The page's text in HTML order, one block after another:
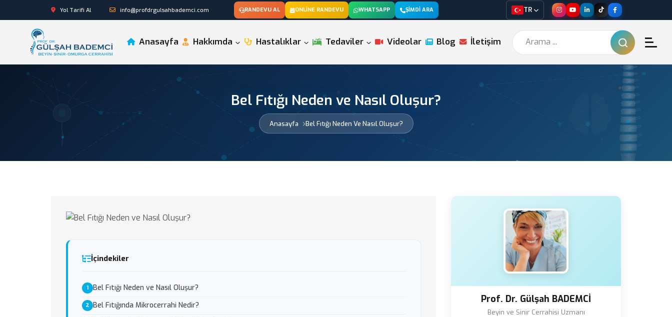
Yol Tarifi Al info@profdrgulsahbademci.com RANDEVU AL ONLINE RANDEVU WHATSAPP ŞIMDI ARA TR
Anasayfa Hakkımda Hastalıklar Tedaviler Videolar Blog İletişim
Bel Fıtığı Neden ve Nasıl Oluşur?
Anasayfa Bel Fıtığı Neden Ve Nasıl Oluşur?
İçindekiler
Bel Fıtığı Neden ve Nasıl Oluşur?
Bel Fıtığında Mikrocerrahi Nedir?
Prof. Dr. Gülşah BADEMCİ
Beyin ve Sinir Cerrahisi Uzmanı